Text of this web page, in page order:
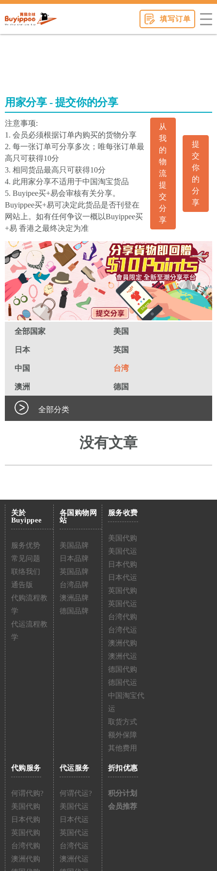
填写订单
用家分享 - 提交你的分享
注意事项:
1. 会员必须根据订单内购买的货物分享
2. 每一张订单可分享多次；唯每张订单最
高只可获得10分
3. 相同货品最高只可获得10分
4. 此用家分享不适用于中国淘宝货品
5. Buyipee买+易会审核有关分享。
Buyippee买+易可决定此货品是否刊登在
网站上。如有任何争议一概以Buyippee买
+易 香港之最终决定为准
从
我
的
物
流
提
交
分
享
提
交
你
的
分
享
全部国家 美国
日本 英国
中国 台湾
澳洲 德国
全部分类
没有文章
关於
Buyippee
服务优势
常见问题
联络我们
通告版
代购流程教
学
代运流程教
学
各国购物网
站
美国品牌
日本品牌
英国品牌
台湾品牌
澳洲品牌
德国品牌
服务收费
美国代购
美国代运
日本代购
日本代运
英国代购
英国代运
台湾代购
台湾代运
澳洲代购
澳洲代运
德国代购
德国代运
中国淘宝代
运
取货方式
额外保障
其他费用
代购服务
何谓代购?
美国代购
日本代购
英国代购
台湾代购
澳洲代购
代运服务
何谓代运?
美国代运
日本代运
英国代运
台湾代运
澳洲代运
折扣优惠
积分计划
会员推荐